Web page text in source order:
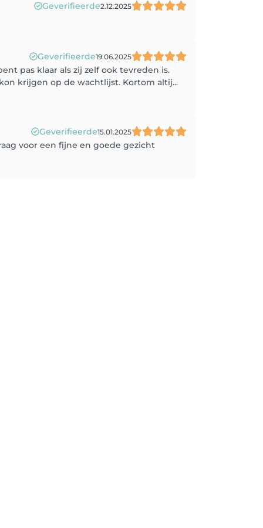
Geverifieerde2.12.2025
Geverifieerde19.06.2025
pas klaar als zij zelf ook tevreden is.
krijgen op de wachtlijst. Kortom altij...
Geverifieerde15.01.2025
voor een fijne en goede gezicht